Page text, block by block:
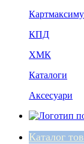
КПД
ХМК
Каталоги
Аксесуари
Каталог